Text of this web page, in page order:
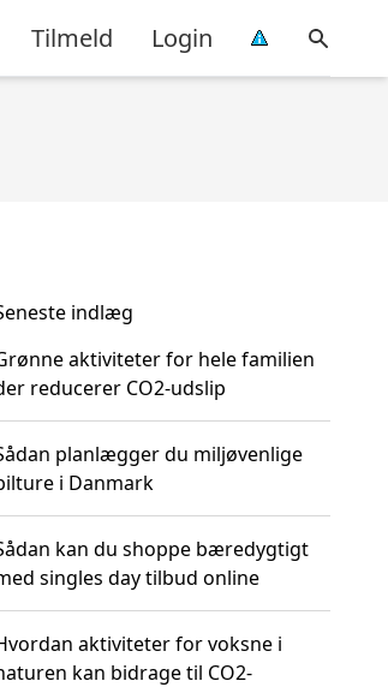
Tilmeld Login
indlæg
aktiviteter for hele familien
reducerer CO2-udslip
planlægger du miljøvenlige
i Danmark
kan du shoppe bæredygtigt
singles day tilbud online
aktiviteter for voksne i
kan bidrage til CO2-